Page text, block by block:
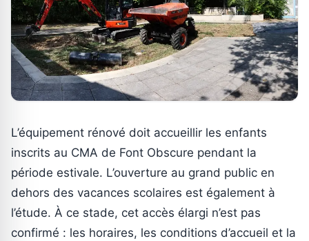
L’équipement rénové doit accueillir les enfants
inscrits au CMA de Font Obscure pendant la
période estivale. L’ouverture au grand public en
dehors des vacances scolaires est également à
l’étude. À ce stade, cet accès élargi n’est pas
confirmé : les horaires, les conditions d’accueil et la